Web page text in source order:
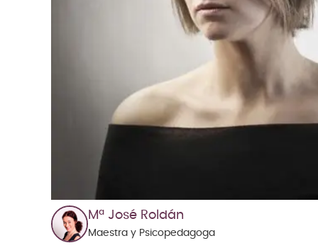
Mª José Roldán
Maestra y Psicopedagoga